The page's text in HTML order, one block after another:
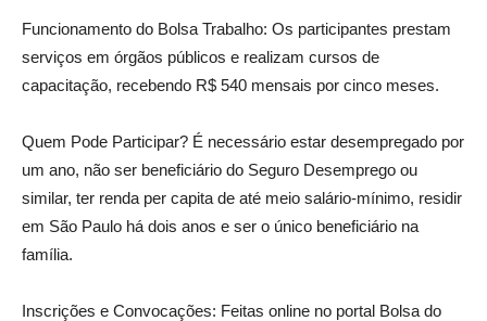
Funcionamento do Bolsa Trabalho: Os participantes prestam
serviços em órgãos públicos e realizam cursos de
capacitação, recebendo R$ 540 mensais por cinco meses.
Quem Pode Participar? É necessário estar desempregado por
um ano, não ser beneficiário do Seguro Desemprego ou
similar, ter renda per capita de até meio salário-mínimo, residir
em São Paulo há dois anos e ser o único beneficiário na
família.
Inscrições e Convocações: Feitas online no portal Bolsa do